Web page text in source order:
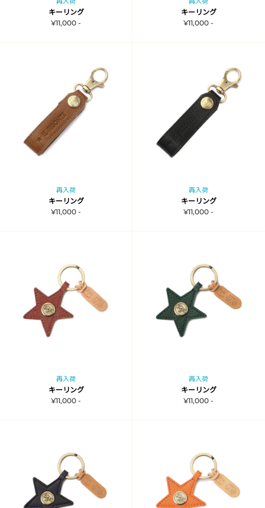
キーリング
¥11,000 -
キーリング
¥11,000 -
再入荷
キーリング
¥11,000 -
再入荷
キーリング
¥11,000 -
再入荷
キーリング
¥11,000 -
再入荷
キーリング
¥11,000 -